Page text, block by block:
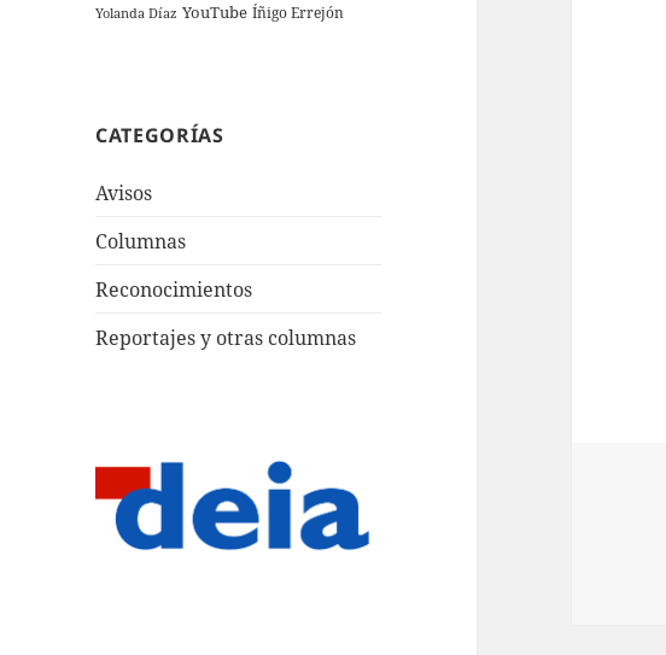
Yolanda Díaz YouTube Íñigo Errejón
CATEGORÍAS
Avisos
Columnas
Reconocimientos
Reportajes y otras columnas